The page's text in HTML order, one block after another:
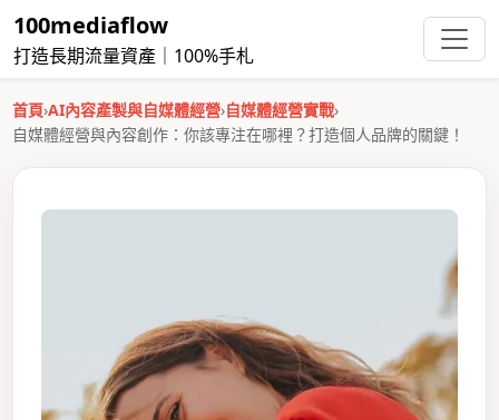
100mediaflow
打造長期流量資產｜100%手札
首頁›AI內容產製與自媒體經營›自媒體經營實戰›
自媒體經營與內容創作：你該專注在哪裡？打造個人品牌的關鍵！